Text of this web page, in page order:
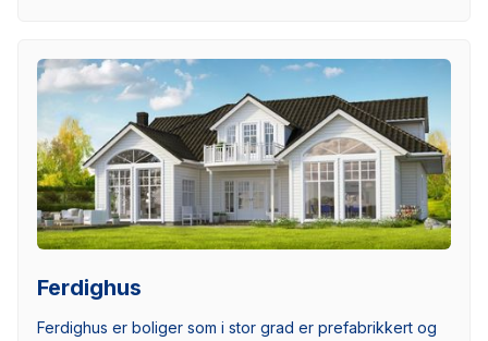
Ferdighus
Ferdighus er boliger som i stor grad er prefabrikkert og